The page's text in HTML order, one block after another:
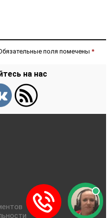
поля помечены *
на нас